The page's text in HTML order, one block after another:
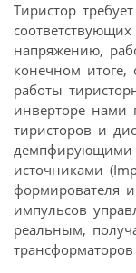
Тиристор
напряжению,
конечном
работы
инверторе нами
тиристоров и
демпфирующими
источниками
формирователя
импульсов
реальным,